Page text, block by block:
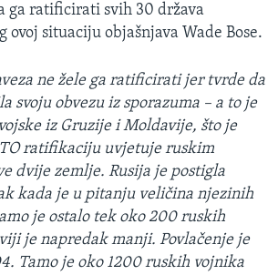
ga ratificirati svih 30 država
ovoj situaciju objašnjava Wade Bose.
ne žele ga ratificirati jer tvrde da
svoju obvezu iz sporazuma – a to je
iz Gruzije i Moldavije, što je
ratifikaciju uvjetuje ruskim
dvije zemlje. Rusija je postigla
kada je u pitanju veličina njezinih
je ostalo tek oko 200 ruskih
je napredak manji. Povlačenje je
Tamo je oko 1200 ruskih vojnika